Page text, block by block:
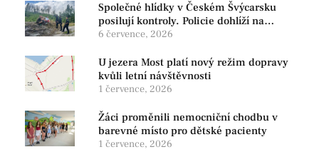
Společné hlídky v Českém Švýcarsku
posilují kontroly. Policie dohlíží na
bezpečnost i ochranu přírody
6 července, 2026
U jezera Most platí nový režim dopravy
kvůli letní návštěvnosti
1 července, 2026
Žáci proměnili nemocniční chodbu v
barevné místo pro dětské pacienty
1 července, 2026